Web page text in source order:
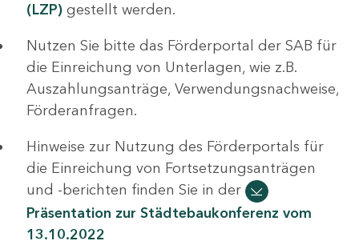
(LZP) gestellt werden.
Nutzen Sie bitte das Förderportal der SAB für
die Einreichung von Unterlagen, wie z.B.
Auszahlungsanträge, Verwendungsnachweise,
Förderanfragen.
Hinweise zur Nutzung des Förderportals für
die Einreichung von Fortsetzungsanträgen
und -berichten finden Sie in der
Präsentation zur Städtebaukonferenz vom
13.10.2022